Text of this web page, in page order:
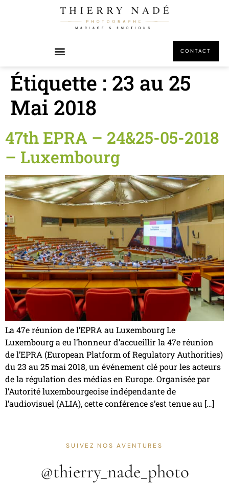
CONTACT
Étiquette : 23 au 25
Mai 2018
47th EPRA – 24&25-05-2018
– Luxembourg
La 47e réunion de l’EPRA au Luxembourg Le
Luxembourg a eu l’honneur d’accueillir la 47e réunion
de l’EPRA (European Platform of Regulatory Authorities)
du 23 au 25 mai 2018, un événement clé pour les acteurs
de la régulation des médias en Europe. Organisée par
l’Autorité luxembourgeoise indépendante de
l’audiovisuel (ALIA), cette conférence s’est tenue au […]
SUIVEZ NOS AVENTURES
@thierry_nade_photo